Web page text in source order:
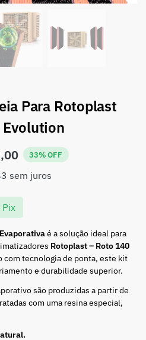
Para Rotoplast
33% OFF
sem juros
Pix
é a solução ideal para
Rotoplast – Roto 140
com tecnologia de ponta, este kit
e durabilidade superior.
são produzidas a partir de
com uma resina especial,